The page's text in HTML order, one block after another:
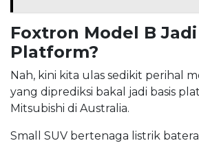
Foxtron Model B
Platform?
Nah, kini kita ulas sedikit perihal
yang diprediksi bakal jadi basis
Mitsubishi di Australia.
Small SUV bertenaga listrik